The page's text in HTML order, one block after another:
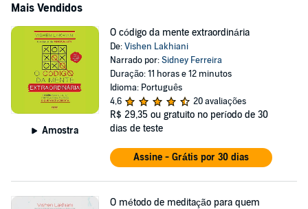
Mais Vendidos
Amostra
O código da mente extraordinária
De:Vishen Lakhiani
Narrado por:Sidney Ferreira
Duração: 11 horas e 12 minutos
Idioma: Português
4,6
20 avaliações
R$ 29,35 ou gratuito no período de 30
dias de teste
Assine - Grátis por 30 dias
O método de meditação para quem